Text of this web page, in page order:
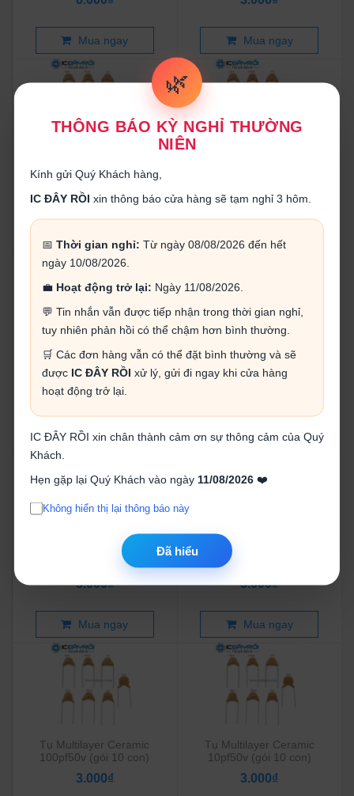
🌿
THÔNG BÁO KỲ NGHỈ THƯỜNG
NIÊN
Kính gửi Quý Khách hàng,
IC ĐÂY RỒI xin thông báo cửa hàng sẽ tạm nghỉ 3 hôm.
📅 Thời gian nghỉ: Từ ngày 08/08/2026 đến hết
ngày 10/08/2026.
💼 Hoạt động trở lại: Ngày 11/08/2026.
💬 Tin nhắn vẫn được tiếp nhận trong thời gian nghỉ,
tuy nhiên phản hồi có thể chậm hơn bình thường.
🛒 Các đơn hàng vẫn có thể đặt bình thường và sẽ
được IC ĐÂY RỒI xử lý, gửi đi ngay khi cửa hàng
hoạt động trở lại.
IC ĐÂY RỒI xin chân thành cảm ơn sự thông cảm của Quý
Khách.
Hẹn gặp lại Quý Khách vào ngày 11/08/2026❤️
Không hiển thị lại thông báo này
Đã hiểu
Mua ngay Mua ngay
22nf50v (gói 10 con)
3.000₫ 3.000₫
Tụ Multilayer Ceramic
22pf50v (gói 10 con)
3.000₫
Mua ngay
Tụ Multilayer Ceramic
200pf50v (gói 10 con)
Mua ngay
Tụ Multilayer Ceramic
20pf50v (gói 10 con)
3.000₫
Mua ngay
Tụ Multilayer Ceramic
15pf50v (gói 10 con)
3.000₫
Mua ngay
Tụ Multilayer Ceramic
100pf50v (gói 10 con)
3.000₫
Tụ Multilayer Ceramic
10pf50v (gói 10 con)
3.000₫